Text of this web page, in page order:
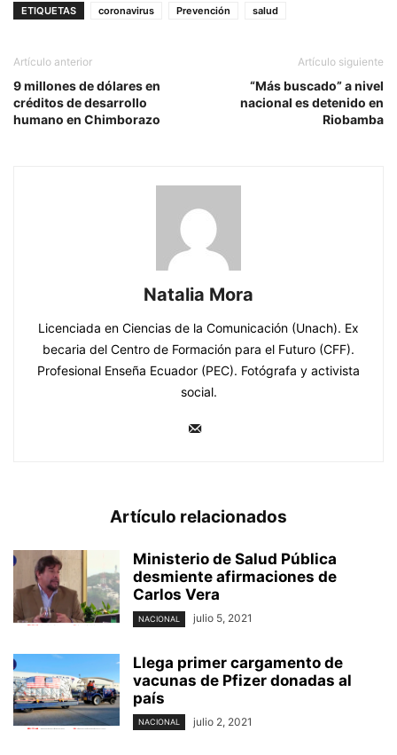
ETIQUETAS coronavirus Prevención salud
Artículo anterior
9 millones de dólares en
créditos de desarrollo
humano en Chimborazo
Artículo siguiente
“Más buscado” a nivel
nacional es detenido en
Riobamba
Natalia Mora
Licenciada en Ciencias de la Comunicación (Unach). Ex
becaria del Centro de Formación para el Futuro (CFF).
Profesional Enseña Ecuador (PEC). Fotógrafa y activista
social.
Artículo relacionados
Ministerio de Salud Pública
desmiente afirmaciones de
Carlos Vera
NACIONAL julio 5, 2021
Llega primer cargamento de
vacunas de Pfizer donadas al
país
NACIONAL julio 2, 2021